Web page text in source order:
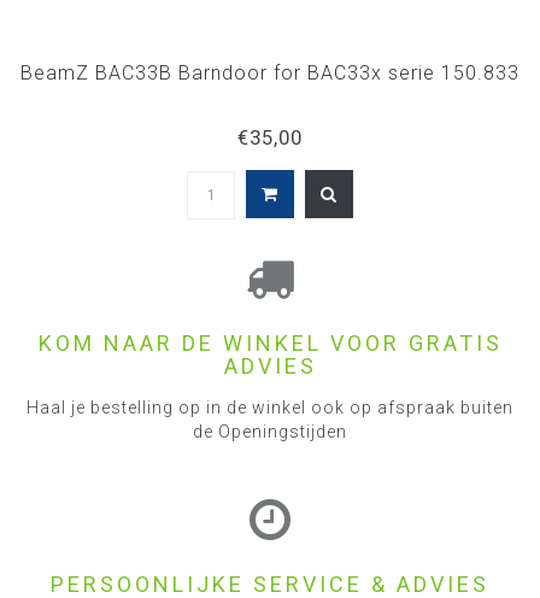
BeamZ BAC33B Barndoor for BAC33x serie 150.833
€35,00
KOM NAAR DE WINKEL VOOR GRATIS
ADVIES
Haal je bestelling op in de winkel ook op afspraak buiten
de Openingstijden
PERSOONLIJKE SERVICE & ADVIES